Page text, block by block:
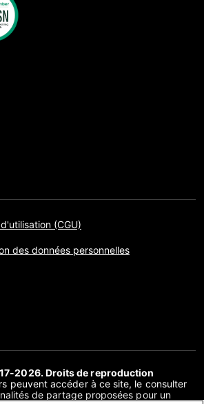
(CGU)
des données personnelles
2026. Droits de reproduction
peuvent accéder à ce site, le consulter
de partage proposées pour un